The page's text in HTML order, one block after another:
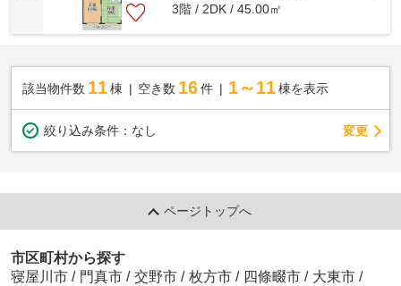
3階 / 2DK / 45.00㎡
該当物件数 11棟 空き数 16 件 1～11 棟を表示
絞り込み条件： なし 変更
ページトップへ
市区町村から探す
寝屋川市 / 門真市 / 交野市 / 枚方市 / 四條畷市 / 大東市 /